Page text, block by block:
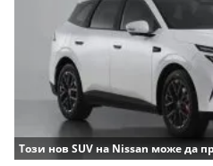
Този нов SUV на Nissan може да